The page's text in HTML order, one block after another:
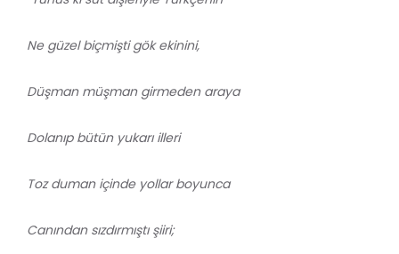
Ne güzel biçmişti gök ekinini,
Düşman müşman girmeden araya
Dolanıp bütün yukarı illeri
Toz duman içinde yollar boyunca
Canından sızdırmıştı şiiri;